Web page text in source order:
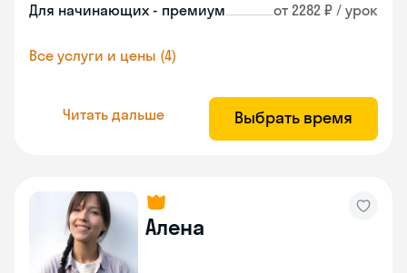
Для начинающих - премиум от 2282 ₽ / урок
Все услуги и цены (4)
Читать дальше Выбрать время
Алена